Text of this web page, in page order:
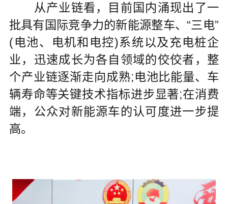
从产业链看，目前国内涌现出了一
批具有国际竞争力的新能源整车、“三电”
(电池、电机和电控)系统以及充电桩企
业，迅速成长为各自领域的佼佼者，整
个产业链逐渐走向成熟;电池比能量、车
辆寿命等关键技术指标进步显著;在消费
端，公众对新能源车的认可度进一步提
高。